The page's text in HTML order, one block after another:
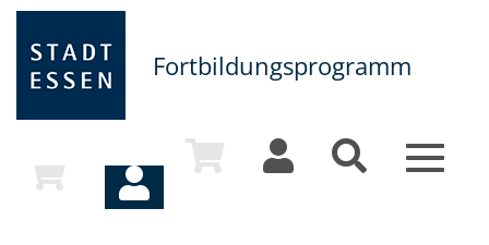
Fortbildungsprogramm
Toggle